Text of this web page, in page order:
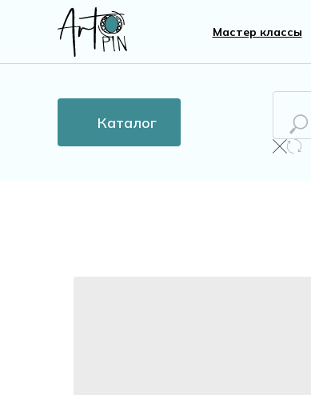
Мастер классы
Каталог